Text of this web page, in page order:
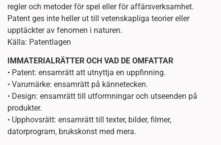
regler och metoder för spel eller för affärsverksamhet.
Patent ges inte heller ut till vetenskapliga teorier eller
upptäckter av fenomen i naturen.
Källa: Patentlagen
IMMATERIALRÄTTER OCH VAD DE OMFATTAR
• Patent: ensamrätt att utnyttja en uppfinning.
• Varumärke: ensamrätt på kännetecken.
• Design: ensamrätt till utformningar och utseenden på
produkter.
• Upphovsrätt: ensamrätt till texter, bilder, filmer,
datorprogram, brukskonst med mera.